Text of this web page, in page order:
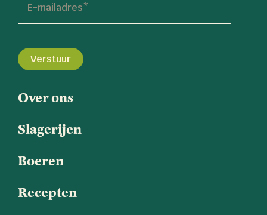
Over ons
Slagerijen
Boeren
Recepten